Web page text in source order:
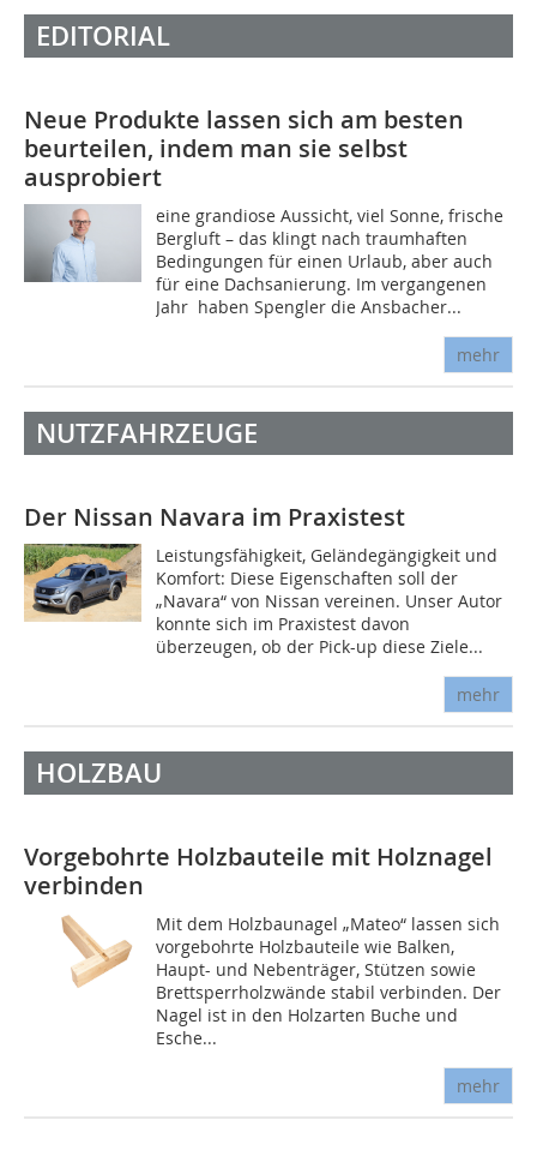
EDITORIAL
Neue Produkte lassen sich am besten
beurteilen, indem man sie selbst
ausprobiert
eine grandiose Aussicht, viel Sonne, frische
Bergluft – das klingt nach traumhaften
Bedingungen für einen Urlaub, aber auch
für eine Dachsanierung. Im vergangenen
Jahr haben Spengler die Ansbacher...
mehr
NUTZFAHRZEUGE
Der Nissan Navara im Praxistest
Leistungsfähigkeit, Geländegängigkeit und
Komfort: Diese Eigenschaften soll der
„Navara“ von Nissan vereinen. Unser Autor
konnte sich im Praxistest davon
überzeugen, ob der Pick-up diese Ziele...
mehr
HOLZBAU
Vorgebohrte Holzbauteile mit Holznagel
verbinden
Mit dem Holzbaunagel „Mateo“ lassen sich
vorgebohrte Holzbauteile wie Balken,
Haupt- und Nebenträger, Stützen sowie
Brettsperrholzwände stabil verbinden. Der
Nagel ist in den Holzarten Buche und
Esche...
mehr